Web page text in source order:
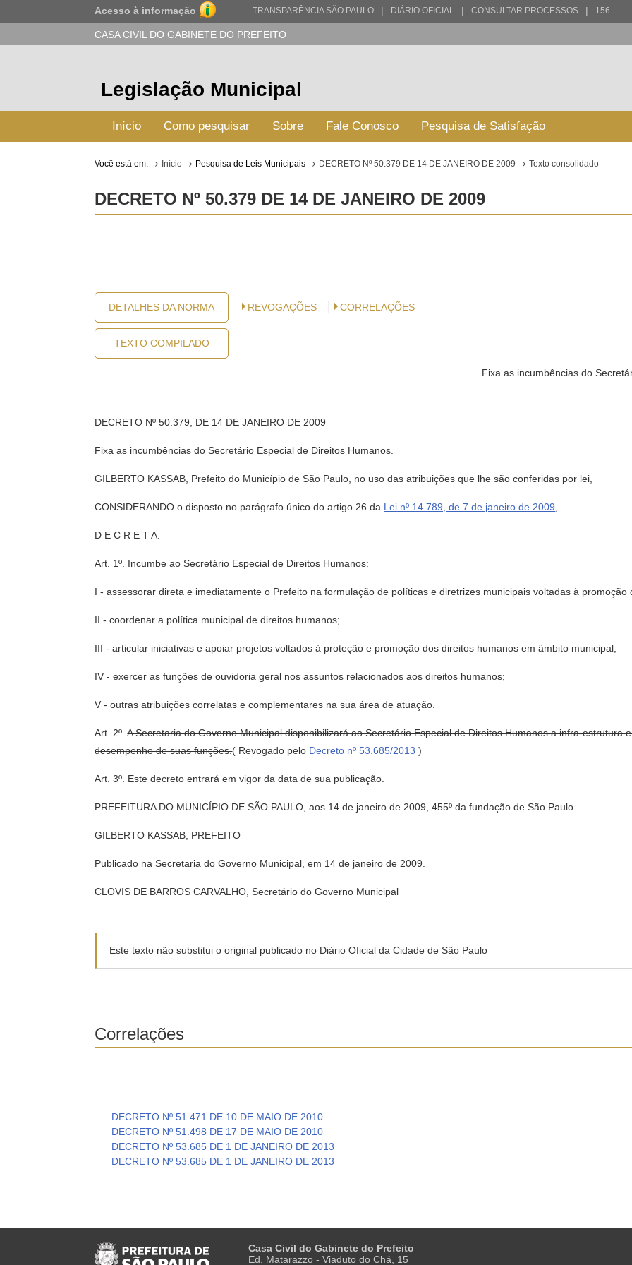
Acesso à informação TRANSPARÊNCIA SÃO PAULO | DIÁRIO OFICIAL | CONSULTAR PROCESSOS | 156
CASA CIVIL DO GABINETE DO PREFEITO
Legislação Municipal
Início Como pesquisar Sobre Fale Conosco Pesquisa de Satisfação
Você está em: Início Pesquisa de Leis Municipais DECRETO Nº 50.379 DE 14 DE JANEIRO DE 2009 Texto consolidado
DECRETO Nº 50.379 DE 14 DE JANEIRO DE 2009
DETALHES DA NORMA
TEXTO COMPILADO
REVOGAÇÕES CORRELAÇÕES
Fixa as incumbências do
DECRETO Nº 50.379, DE 14 DE JANEIRO DE 2009
Fixa as incumbências do Secretário Especial de Direitos Humanos.
GILBERTO KASSAB, Prefeito do Município de São Paulo, no uso das atribuições que lhe são conferidas por lei,
CONSIDERANDO o disposto no parágrafo único do artigo 26 da Lei nº 14.789, de 7 de janeiro de 2009
D E C R E T A:
Art. 1º. Incumbe ao Secretário Especial de Direitos Humanos:
I - assessorar direta e imediatamente o Prefeito na formulação de políticas e diretrizes municipais voltadas à promoção
II - coordenar a política municipal de direitos humanos;
III - articular iniciativas e apoiar projetos voltados à proteção e promoção dos direitos humanos em âmbito municipal;
IV - exercer as funções de ouvidoria geral nos assuntos relacionados aos direitos humanos;
V - outras atribuições correlatas e complementares na sua área de atuação.
Art. 2º.A Secretaria do Governo Municipal disponibilizará ao Secretário Especial de Direitos Humanos a infra-estrutura
desempenho de suas funções.( Revogado pelo Decreto nº 53.685/2013 )
Art. 3º. Este decreto entrará em vigor da data de sua publicação.
PREFEITURA DO MUNICÍPIO DE SÃO PAULO, aos 14 de janeiro de 2009, 455º da fundação de São Paulo.
GILBERTO KASSAB, PREFEITO
Publicado na Secretaria do Governo Municipal, em 14 de janeiro de 2009.
CLOVIS DE BARROS CARVALHO, Secretário do Governo Municipal
Este texto não substitui o original publicado no Diário Oficial da Cidade de São Paulo
Correlações
DECRETO Nº 51.471 DE 10 DE MAIO DE 2010
DECRETO Nº 51.498 DE 17 DE MAIO DE 2010
DECRETO Nº 53.685 DE 1 DE JANEIRO DE 2013
DECRETO Nº 53.685 DE 1 DE JANEIRO DE 2013
Casa Civil do Gabinete do Prefeito
Ed. Matarazzo - Viaduto do Chá, 15